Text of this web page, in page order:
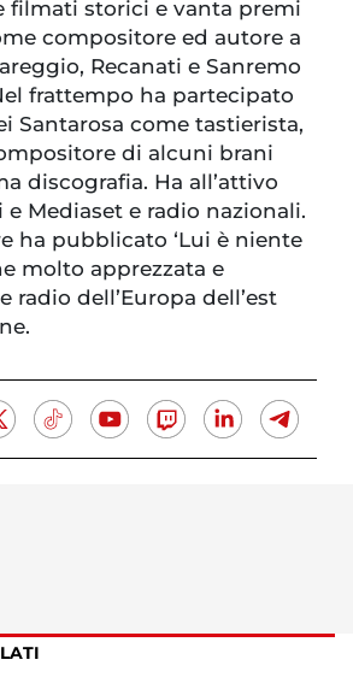
filmati storici e vanta premi
compositore ed autore a
Recanati e Sanremo
frattempo ha partecipato
Santarosa come tastierista,
di alcuni brani
discografia. Ha all’attivo
Mediaset e radio nazionali.
ha pubblicato ‘Lui è niente
molto apprezzata e
radio dell’Europa dell’est